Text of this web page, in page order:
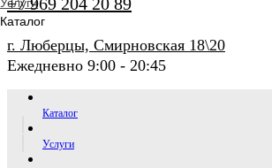
г. Люберцы, Смирновская 18\20
Ежедневно 9:00 - 20:45
Каталог
Услуги
Каталог